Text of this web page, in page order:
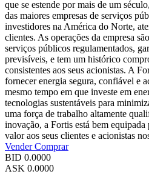
que se estende por mais de um
das maiores empresas de serviços
investidores na América do Norte,
clientes. As operações da empresa
serviços públicos regulamentados,
previsíveis, e tem um histórico
consistentes aos seus acionistas. A
fornecer energia segura, confiável e
mesmo tempo em que investe em
tecnologias sustentáveis para
uma força de trabalho altamente
inovação, a Fortis está bem
valor aos seus clientes e acionistas
VenderComprar
BID 0.0000
ASK 0.0000